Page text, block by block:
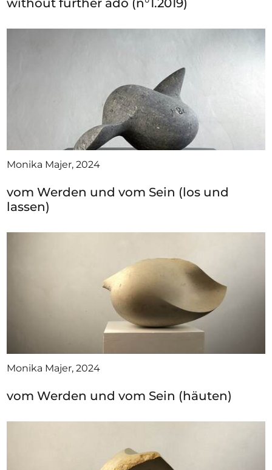
without further ado (n°1.2019)
Monika Majer, 2024
vom Werden und vom Sein (los und
lassen)
Monika Majer, 2024
vom Werden und vom Sein (häuten)